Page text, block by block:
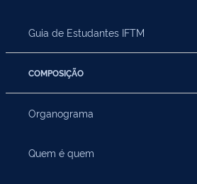
Guia de Estudantes IFTM
COMPOSIÇÃO
Organograma
Quem é quem